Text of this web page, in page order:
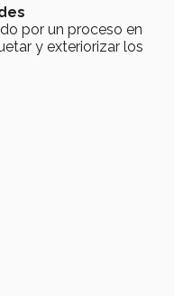
por un proceso en
y exteriorizar los